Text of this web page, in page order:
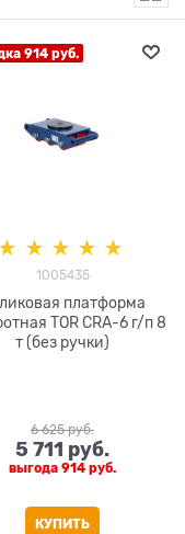
914 руб.
1005435
платформа
TOR CRA-6 г/п 8
т (без ручки)
6 625 руб.
5 711 руб.
выгода 914 руб.
КУПИТЬ